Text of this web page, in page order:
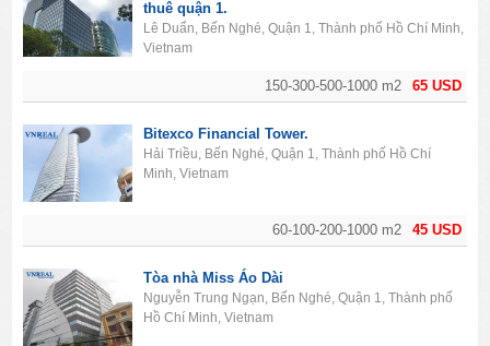
65 USD
150-300-500-1000 m2
thuê quận 1.
Lê Duẩn, Bến Nghé, Quận 1, Thành phố Hồ Chí Minh,
Vietnam
45 USD
60-100-200-1000 m2
Bitexco Financial Tower.
Hải Triều, Bến Nghé, Quận 1, Thành phố Hồ Chí
Minh, Vietnam
Tòa nhà Miss Áo Dài
Nguyễn Trung Ngạn, Bến Nghé, Quận 1, Thành phố
Hồ Chí Minh, Vietnam